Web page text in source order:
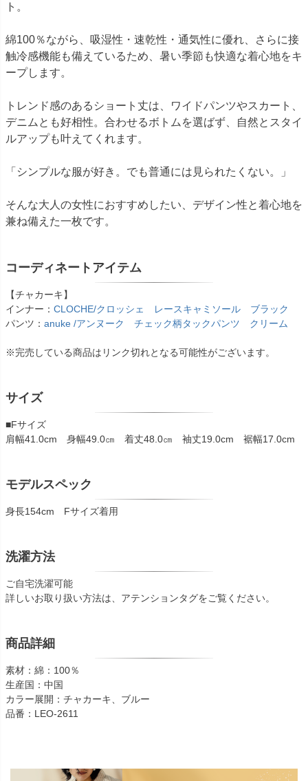
ト。
綿100％ながら、吸湿性・速乾性・通気性に優れ、さらに接
触冷感機能も備えているため、暑い季節も快適な着心地をキ
ープします。
トレンド感のあるショート丈は、ワイドパンツやスカート、
デニムとも好相性。合わせるボトムを選ばず、自然とスタイ
ルアップも叶えてくれます。
「シンプルな服が好き。でも普通には見られたくない。」
そんな大人の女性におすすめしたい、デザイン性と着心地を
兼ね備えた一枚です。
コーディネートアイテム
【チャカーキ】
インナー： CLOCHE/クロッシェ レースキャミソール ブラック
パンツ： anuke /アンヌーク チェック柄タックパンツ クリーム
※完売している商品はリンク切れとなる可能性がございます。
サイズ
■Fサイズ
肩幅41.0cm 身幅49.0㎝ 着丈48.0㎝ 袖丈19.0cm 裾幅17.0cm
モデルスペック
身長154cm Fサイズ着用
洗濯方法
ご自宅洗濯可能
詳しいお取り扱い方法は、アテンションタグをご覧ください。
商品詳細
素材：綿：100％
生産国：中国
カラー展開：チャカーキ、ブルー
品番：LEO-2611